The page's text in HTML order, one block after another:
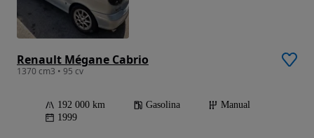
Renault Mégane Cabrio
1370 cm3 • 95 cv
192 000 km Gasolina
Manual
1999